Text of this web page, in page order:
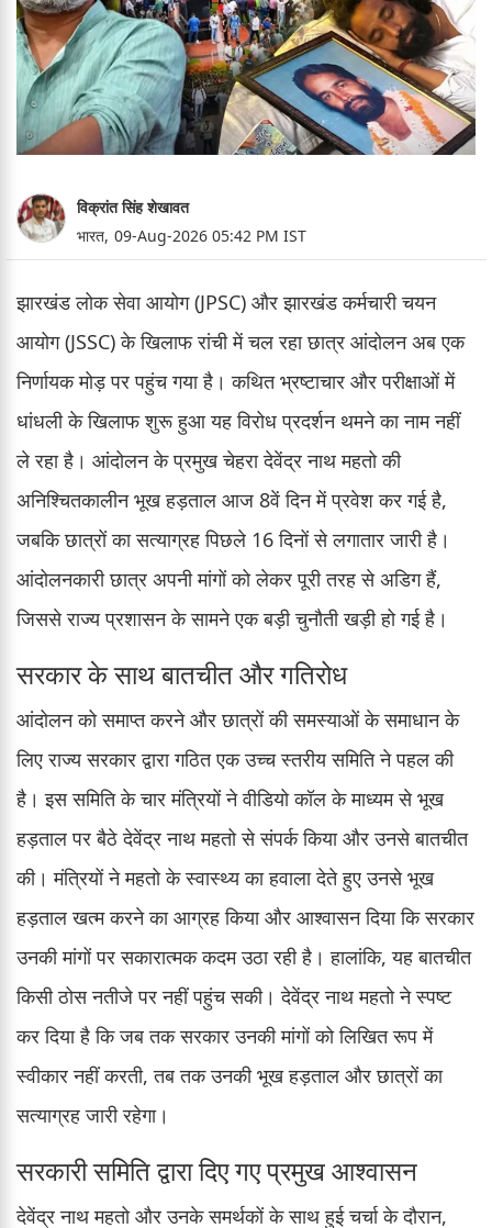
विक्रांत सिंह शेखावत
भारत, 09-Aug-2026 05:42 PM IST
झारखंड लोक सेवा आयोग (JPSC) और झारखंड कर्मचारी चयन
आयोग (JSSC) के खिलाफ रांची में चल रहा छात्र आंदोलन अब एक
निर्णायक मोड़ पर पहुंच गया है। कथित भ्रष्टाचार और परीक्षाओं में
धांधली के खिलाफ शुरू हुआ यह विरोध प्रदर्शन थमने का नाम नहीं
ले रहा है। आंदोलन के प्रमुख चेहरा देवेंद्र नाथ महतो की
अनिश्चितकालीन भूख हड़ताल आज 8वें दिन में प्रवेश कर गई है,
जबकि छात्रों का सत्याग्रह पिछले 16 दिनों से लगातार जारी है।
आंदोलनकारी छात्र अपनी मांगों को लेकर पूरी तरह से अडिग हैं,
जिससे राज्य प्रशासन के सामने एक बड़ी चुनौती खड़ी हो गई है।
सरकार के साथ बातचीत और गतिरोध
आंदोलन को समाप्त करने और छात्रों की समस्याओं के समाधान के
लिए राज्य सरकार द्वारा गठित एक उच्च स्तरीय समिति ने पहल की
है। इस समिति के चार मंत्रियों ने वीडियो कॉल के माध्यम से भूख
हड़ताल पर बैठे देवेंद्र नाथ महतो से संपर्क किया और उनसे बातचीत
की। मंत्रियों ने महतो के स्वास्थ्य का हवाला देते हुए उनसे भूख
हड़ताल खत्म करने का आग्रह किया और आश्वासन दिया कि सरकार
उनकी मांगों पर सकारात्मक कदम उठा रही है। हालांकि, यह बातचीत
किसी ठोस नतीजे पर नहीं पहुंच सकी। देवेंद्र नाथ महतो ने स्पष्ट
कर दिया है कि जब तक सरकार उनकी मांगों को लिखित रूप में
स्वीकार नहीं करती, तब तक उनकी भूख हड़ताल और छात्रों का
सत्याग्रह जारी रहेगा।
सरकारी समिति द्वारा दिए गए प्रमुख आश्वासन
देवेंद्र नाथ महतो और उनके समर्थकों के साथ हुई चर्चा के दौरान,